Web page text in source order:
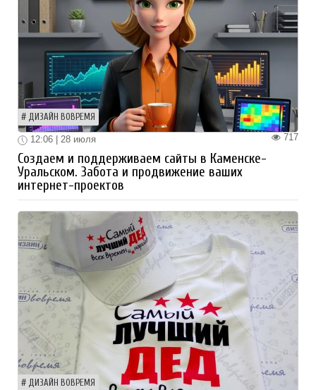
ДИЗАЙН ВОВРЕМЯ
717
12:06 | 28 июля
Создаем и поддерживаем сайты в Каменске-
Уральском. Забота и продвижение ваших
интернет-проектов
ДИЗАЙН ВОВРЕМЯ